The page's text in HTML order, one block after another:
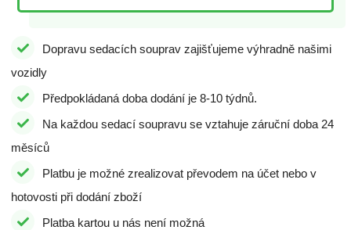
Dopravu sedacích souprav zajišťujeme výhradně našimi
vozidly
Předpokládaná doba dodání je 8-10 týdnů.
Na každou sedací soupravu se vztahuje záruční doba 24
měsíců
Platbu je možné zrealizovat převodem na účet nebo v
hotovosti při dodání zboží
Platba kartou u nás není možná